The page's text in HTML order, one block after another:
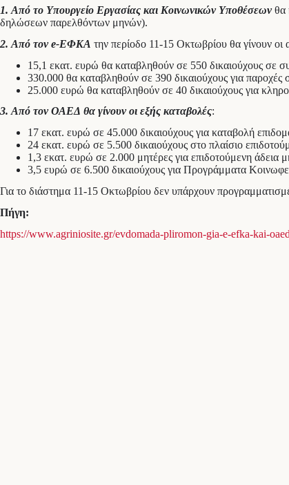
1. Από το Υπουργείο Εργασίας και Κοινωνικών Υποθέσεωνθα
δηλώσεων παρελθόντων μηνών).
2. Από τον e-ΕΦΚΑ την περίοδο 11-15 Οκτωβρίου θα γίνουν
15,1 εκατ. ευρώ θα καταβληθούν σε 550 δικαιούχους σε
330.000 θα καταβληθούν σε 390 δικαιούχους για
25.000 ευρώ θα καταβληθούν σε 40 δικαιούχους για
3. Από τον ΟΑΕΔ θα γίνουν οι εξής καταβολές:
17 εκατ. ευρώ σε 45.000 δικαιούχους για καταβολή
24 εκατ. ευρώ σε 5.500 δικαιούχους στο πλαίσιο
1,3 εκατ. ευρώ σε 2.000 μητέρες για επιδοτούμενη άδεια
3,5 ευρώ σε 6.500 δικαιούχους για Προγράμματα
Για το διάστημα 11-15 Οκτωβρίου δεν υπάρχουν
Πήγη:
https://www.agriniosite.gr/evdomada-pliromon-gia-e-efka-kai-